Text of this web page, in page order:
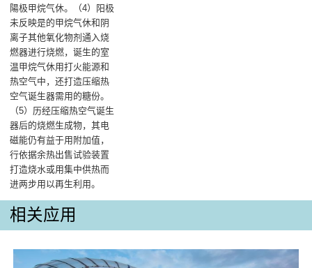
陽极甲烷气休‌。（4）阳极
未反映是的甲烷气休和阴
离子其他氧化物剂通入烧
燃器进行烧燃，诞生的室
温甲烷气休用打火能源和
热空气中，还打造压缩热
空气诞生器需用的糖份‌。
（5）历经压缩热空气诞生
器后的烧燃生成物，其电
磁能仍有益于用附加值，
行依据余热出售试验装置
打造烧水或用集中供热而
进两步用以再生利用。
相关应用